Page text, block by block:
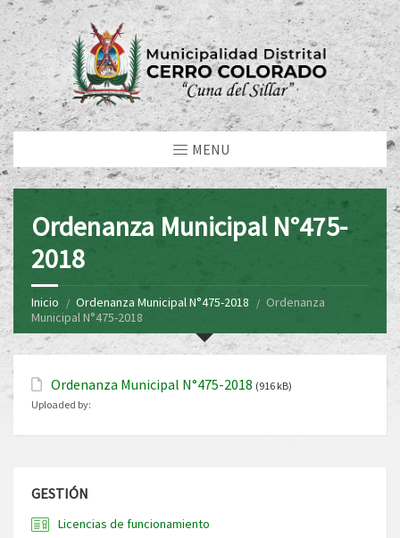
MENU
Ordenanza Municipal N°475-
2018
Inicio Ordenanza Municipal N°475-2018
Ordenanza
Municipal N°475-2018
Ordenanza Municipal N°475-2018 (916 kB)
Uploaded by:
GESTIÓN
Licencias de funcionamiento